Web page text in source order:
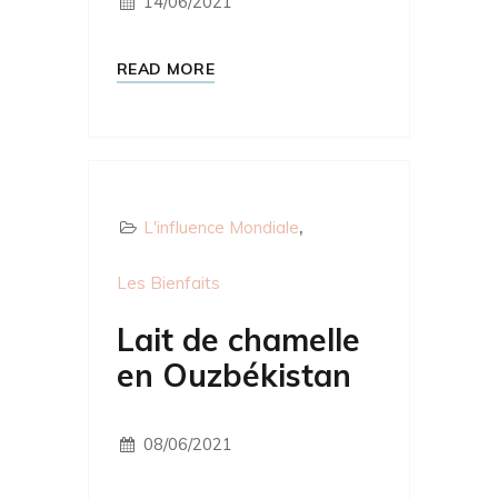
READ MORE
L'influence Mondiale
Les Bienfaits
Lait de chamelle
en Ouzbékistan
08/06/2021